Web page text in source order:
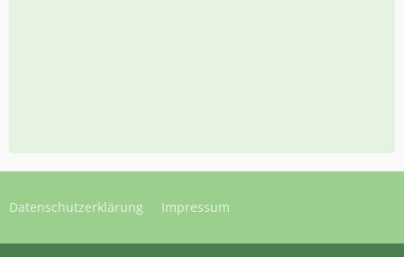
Datenschutzerklärung Impressum